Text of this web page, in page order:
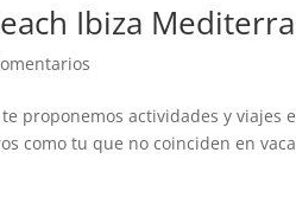
Ibiza
proponemos actividades y
como tu que no coinciden en